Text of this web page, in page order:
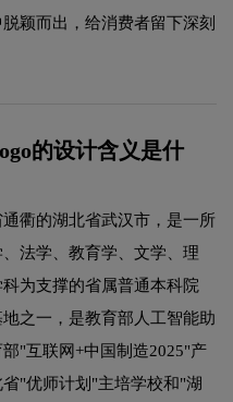
颖而出，给消费者留下深刻
的设计含义是什
衢的湖北省武汉市，是一所
法学、教育学、文学、理
为支撑的省属普通本科院
之一，是教育部人工智能助
"互联网+中国制造2025"产
"优师计划"主培学校和"湖